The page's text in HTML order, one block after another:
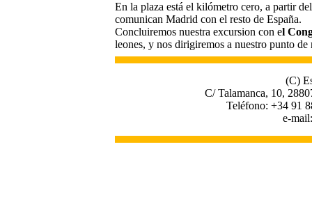
En la plaza está el kilómetro cero, a partir
comunican Madrid con el resto de España.
Concluiremos nuestra excursion con el
leones, y nos dirigiremos a nuestro punto
(C)
C/ Talamanca, 10,
Teléfono: +34 91
e-